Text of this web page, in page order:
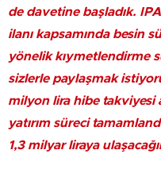
de davetine başladık.
ilanı kapsamında besin
yönelik kıymetlendirme
sizlerle paylaşmak
milyon lira hibe takviyesi
yatırım süreci
1,3 milyar liraya